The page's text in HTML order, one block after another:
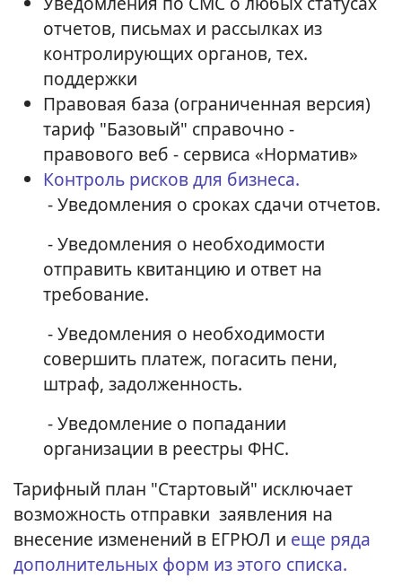
отчетов, письмах и рассылках из
контролирующих органов, тех.
поддержки
Правовая база (ограниченная версия)
тариф "Базовый" справочно -
правового веб - сервиса «Норматив»
Контроль рисков для бизнеса.
- Уведомления о сроках сдачи отчетов.
- Уведомления о необходимости
отправить квитанцию и ответ на
требование.
- Уведомления о необходимости
совершить платеж, погасить пени,
штраф, задолженность.
- Уведомление о попадании
организации в реестры ФНС.
Тарифный план "Стартовый" исключает
возможность отправки заявления на
внесение изменений в ЕГРЮЛ и еще ряда
дополнительных форм из этого списка.